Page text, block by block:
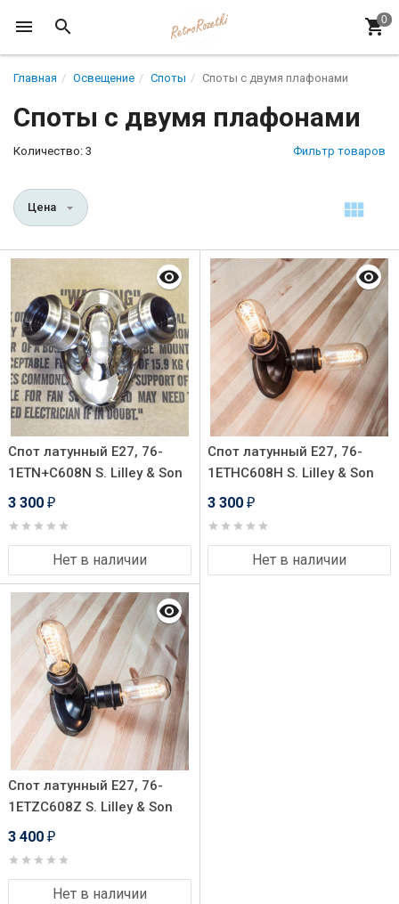
Главная Освещение Споты Споты с двумя плафонами
Споты с двумя плафонами
Количество: 3 Фильтр товаров
Цена
Спот латунный Е27, 76-
1ETN+C608N S. Lilley & Son
3 300 ₽
Нет в наличии
Спот латунный Е27, 76-
1ETHC608H S. Lilley & Son
3 300 ₽
Нет в наличии
Спот латунный Е27, 76-
1ETZC608Z S. Lilley & Son
3 400 ₽
Нет в наличии